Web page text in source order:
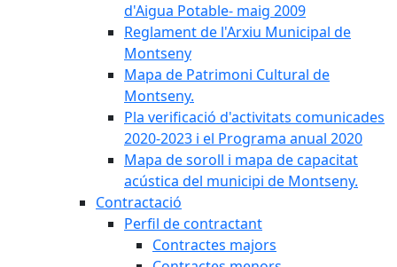
d'Aigua Potable- maig 2009
Reglament de l'Arxiu Municipal de
Montseny
Mapa de Patrimoni Cultural de
Montseny.
Pla verificació d'activitats comunicades
2020-2023 i el Programa anual 2020
Mapa de soroll i mapa de capacitat
acústica del municipi de Montseny.
Contractació
Perfil de contractant
Contractes majors